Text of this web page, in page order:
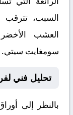
السبب، تترقب
العشب
سومغايت سيتي.
تحليل فني
بالنظر إلى